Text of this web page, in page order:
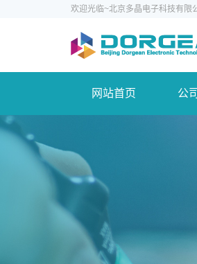
欢迎光临~北京多晶电子科技有限
网站首页 公